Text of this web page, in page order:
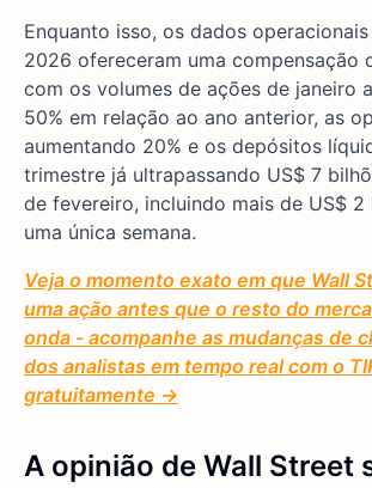
Enquanto isso, os dados
2026 ofereceram uma compensação
com os volumes de ações de janeiro
50% em relação ao ano anterior, as
aumentando 20% e os depósitos
trimestre já ultrapassando US$ 7
de fevereiro, incluindo mais de US$ 2
uma única semana.
Veja o momento exato em que Wall
uma ação antes que o resto do
onda - acompanhe as mudanças de
dos analistas em tempo real com o
gratuitamente →
A opinião de Wall Street